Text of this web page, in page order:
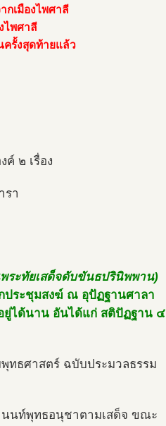
กเมืองไพศาลี
ไพศาลี
ครั้งสุดท้ายแล้ว
ค์ ๒ เรื่อง
รา
ระทัยเสด็จดับขันธปรินิพพาน)
ประชุมสงฆ์ ณ อุปัฏฐานศาลา
ยู่ได้นาน อันได้แก่ สติปัฏฐาน ๔
ทธศาสตร์ ฉบับประมวลธรรม
นนท์พุทธอนุชาตามเสด็จ ขณะ